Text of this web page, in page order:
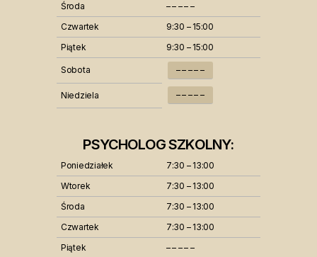
Środa
– – – – –
Czwartek
9:30 – 15:00
Piątek
9:30 – 15:00
Sobota – – – – –
Niedziela – – – – –
PSYCHOLOG SZKOLNY:
Poniedziałek
7:30 – 13:00
Wtorek
7:30 – 13:00
Środa
7:30 – 13:00
Czwartek
7:30 – 13:00
Piątek
– – – – –